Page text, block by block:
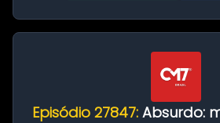
Episódio 27847: Absurdo: